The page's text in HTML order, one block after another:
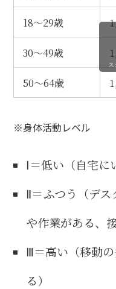
18～29歳
30～49歳
50～64歳
※身体活動レベル
Ⅰ＝低い（自宅に
Ⅱ＝ふつう（デ
や作業がある、
Ⅲ＝高い（移動
る）